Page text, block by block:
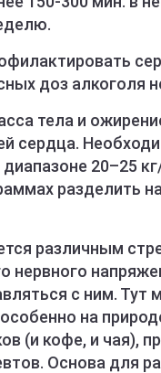
доз алкоголя
тела и
сердца.
20–25
разделить
различным
нервного
с ним. Тут
на
(и кофе, и чая),
Основа для